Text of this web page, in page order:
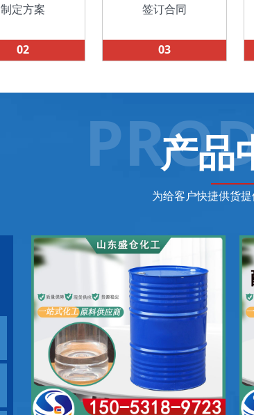
制定方案
02
签订合同
03
产品
为给客户快捷供货